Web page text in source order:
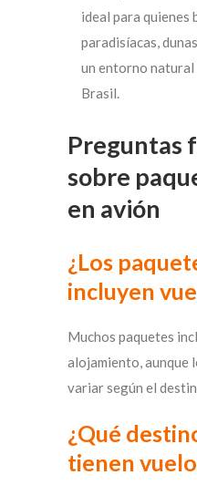
ideal para quienes
paradisíacas,
un entorno natural
Brasil.
Preguntas
sobre
en avión
¿Los
incluyen
Muchos paquetes
alojamiento, aunque
variar según el
¿Qué
tienen